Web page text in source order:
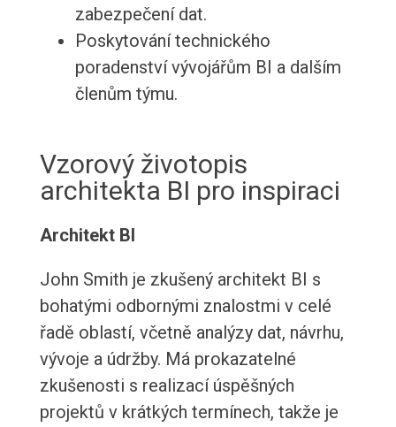
zabezpečení dat.
Poskytování technického
poradenství vývojářům BI a dalším
členům týmu.
Vzorový životopis
architekta BI pro inspiraci
Architekt BI
John Smith je zkušený architekt BI s
bohatými odbornými znalostmi v celé
řadě oblastí, včetně analýzy dat, návrhu,
vývoje a údržby. Má prokazatelné
zkušenosti s realizací úspěšných
projektů v krátkých termínech, takže je